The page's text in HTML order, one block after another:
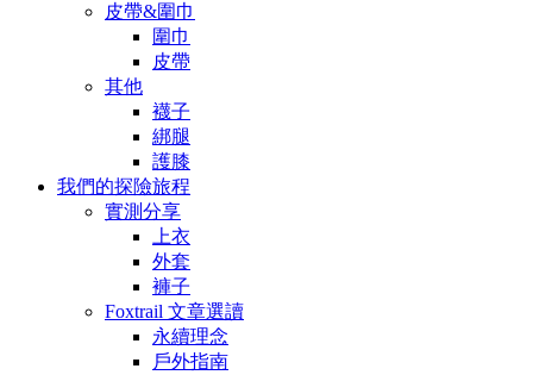
皮帶&圍巾
圍巾
皮帶
其他
襪子
綁腿
護膝
我們的探險旅程
實測分享
上衣
外套
褲子
Foxtrail 文章選讀
永續理念
戶外指南